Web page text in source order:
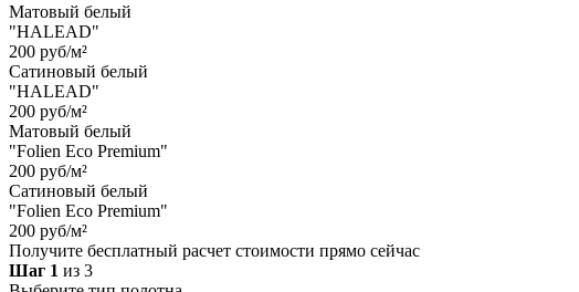
Матовый белый
"HALEAD"
200 руб/м²
Сатиновый белый
"HALEAD"
200 руб/м²
Матовый белый
"Folien Eco Premium"
200 руб/м²
Сатиновый белый
"Folien Eco Premium"
200 руб/м²
Получите бесплатный расчет стоимости прямо сейчас
Шаг 1 из 3